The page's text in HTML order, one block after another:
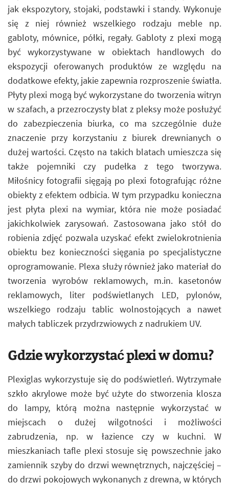
jak ekspozytory, stojaki, podstawki i standy. Wykonuje
się z niej również wszelkiego rodzaju meble np.
gabloty, mównice, półki, regały. Gabloty z plexi mogą
być wykorzystywane w obiektach handlowych do
ekspozycji oferowanych produktów ze względu na
dodatkowe efekty, jakie zapewnia rozproszenie światła.
Płyty plexi mogą być wykorzystane do tworzenia witryn
w szafach, a przezroczysty blat z pleksy może posłużyć
do zabezpieczenia biurka, co ma szczególnie duże
znaczenie przy korzystaniu z biurek drewnianych o
dużej wartości. Często na takich blatach umieszcza się
także pojemniki czy pudełka z tego tworzywa.
Miłośnicy fotografii sięgają po plexi fotografując różne
obiekty z efektem odbicia. W tym przypadku konieczna
jest płyta plexi na wymiar, która nie może posiadać
jakichkolwiek zarysowań. Zastosowana jako stół do
robienia zdjęć pozwala uzyskać efekt zwielokrotnienia
obiektu bez konieczności sięgania po specjalistyczne
oprogramowanie. Plexa służy również jako materiał do
tworzenia wyrobów reklamowych, m.in. kasetonów
reklamowych, liter podświetlanych LED, pylonów,
wszelkiego rodzaju tablic wolnostojących a nawet
małych tabliczek przydrzwiowych z nadrukiem UV.
Gdzie wykorzystać plexi w domu?
Plexiglas wykorzystuje się do podświetleń. Wytrzymałe
szkło akrylowe może być użyte do stworzenia klosza
do lampy, którą można następnie wykorzystać w
miejscach o dużej wilgotności i możliwości
zabrudzenia, np. w łazience czy w kuchni. W
mieszkaniach tafle plexi stosuje się powszechnie jako
zamiennik szyby do drzwi wewnętrznych, najczęściej –
do drzwi pokojowych wykonanych z drewna, w których